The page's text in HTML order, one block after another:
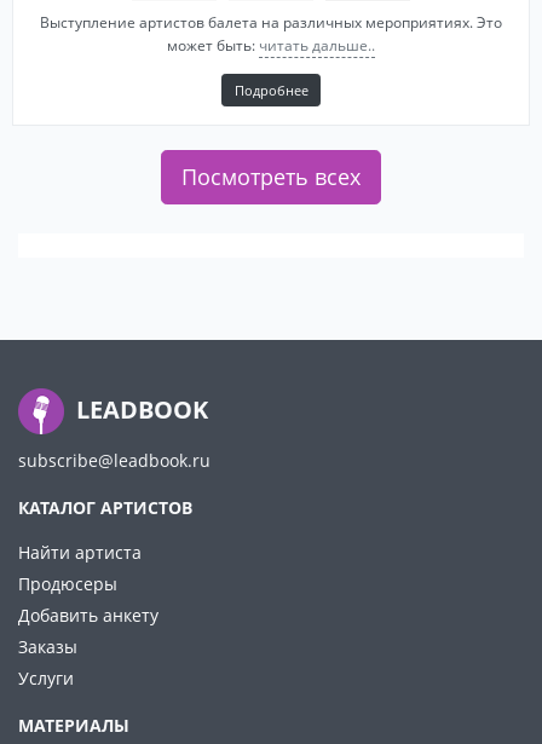
Выступление артистов балета на различных мероприятиях. Это
может быть: читать дальше..
Подробнее
Посмотреть всех
LEADBOOK
subscribe@leadbook.ru
КАТАЛОГ АРТИСТОВ
Найти артиста
Продюсеры
Добавить анкету
Заказы
Услуги
МАТЕРИАЛЫ